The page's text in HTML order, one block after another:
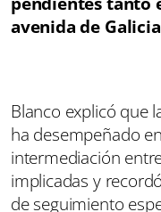
avenida de
Blanco explicó que
ha desempeñado
intermediación
implicadas y
de seguimiento